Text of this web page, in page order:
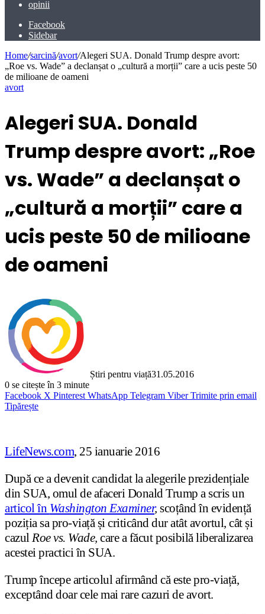
opinii
Facebook
Sidebar
Home/sarcină/avort/Alegeri SUA. Donald Trump despre avort:
„Roe vs. Wade” a declanșat o „cultură a morții” care a ucis peste 50
de milioane de oameni
avort
Alegeri SUA. Donald
Trump despre avort: „Roe
vs. Wade” a declanșat o
„cultură a morții” care a
ucis peste 50 de milioane
de oameni
Știri pentru viață31.05.2016
0 se citește în 3 minute
Facebook X Pinterest WhatsApp Telegram Viber Trimite prin email
Tipărește
LifeNews.com, 25 ianuarie 2016
După ce a devenit candidat la alegerile prezidențiale
din SUA, omul de afaceri Donald Trump a scris un
articol în Washington Examiner, scoțând în evidență
poziția sa pro-viață și criticând dur atât avortul, cât și
cazulRoe vs. Wade, care a făcut posibilă liberalizarea
acestei practici în SUA.
Trump începe articolul afirmând că este pro-viață,
exceptând doar cele mai rare cazuri de avort.